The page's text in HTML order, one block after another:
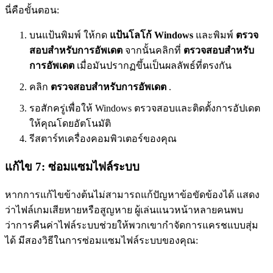
นี่คือขั้นตอน:
บนแป้นพิมพ์ ให้กด แป้นโลโก้ Windows และพิมพ์ ตรวจ
สอบสำหรับการอัพเดต จากนั้นคลิกที่ ตรวจสอบสำหรับ
การอัพเดต เมื่อมันปรากฏขึ้นเป็นผลลัพธ์ที่ตรงกัน
คลิก ตรวจสอบสำหรับการอัพเดต .
รอสักครู่เพื่อให้ Windows ตรวจสอบและติดตั้งการอัปเดต
ให้คุณโดยอัตโนมัติ
รีสตาร์ทเครื่องคอมพิวเตอร์ของคุณ
แก้ไข 7: ซ่อมแซมไฟล์ระบบ
หากการแก้ไขข้างต้นไม่สามารถแก้ปัญหาข้อขัดข้องได้ แสดง
ว่าไฟล์เกมเสียหายหรือสูญหาย ผู้เล่นแนวหน้าหลายคนพบ
ว่าการคืนค่าไฟล์ระบบช่วยให้พวกเขากำจัดการแครชแบบสุ่ม
ได้ มีสองวิธีในการซ่อมแซมไฟล์ระบบของคุณ: